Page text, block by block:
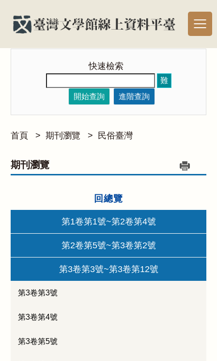
快速檢索
難
開始查詢
進階查詢
首頁 > 期刊瀏覽 > 民俗臺灣
期刊瀏覽
回總覽
第1卷第1號~第2卷第4號
第2卷第5號~第3卷第2號
第3卷第3號~第3卷第12號
第3卷第3號
第3卷第4號
第3卷第5號